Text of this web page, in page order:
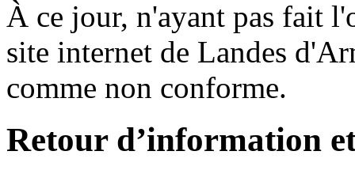
À ce jour, n'ayant pas fait
site internet de Landes
comme non conforme.
Retour d’information